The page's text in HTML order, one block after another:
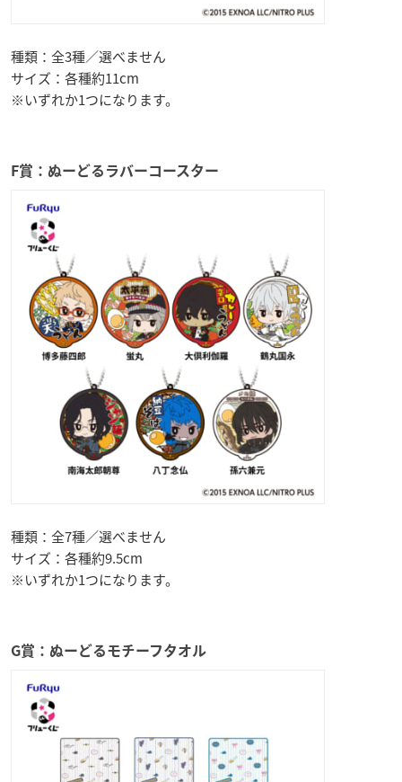
種類：全3種／選べません
サイズ：各種約11cm
※いずれか1つになります。
F賞：ぬーどるラバーコースター
種類：全7種／選べません
サイズ：各種約9.5cm
※いずれか1つになります。
G賞：ぬーどるモチーフタオル